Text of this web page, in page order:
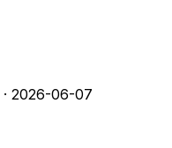
· 2026-06-07